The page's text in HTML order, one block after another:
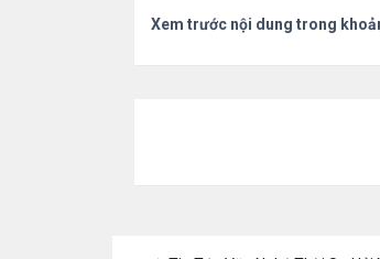
Xem trước nội dung trong